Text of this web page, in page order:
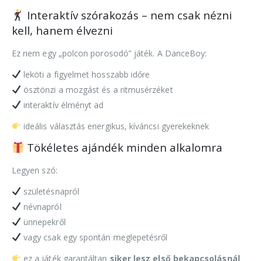
Interaktív szórakozás – nem csak nézni
kell, hanem élvezni
Ez nem egy „polcon porosodó” játék. A DanceBoy:
leköti a figyelmet hosszabb időre
ösztönzi a mozgást és a ritmusérzéket
interaktív élményt ad
ideális választás energikus, kíváncsi gyerekeknek
Tökéletes ajándék minden alkalomra
Legyen szó:
születésnapról
névnapról
ünnepekről
vagy csak egy spontán meglepetésről
ez a játék garantáltan siker lesz első bekapcsolásnál